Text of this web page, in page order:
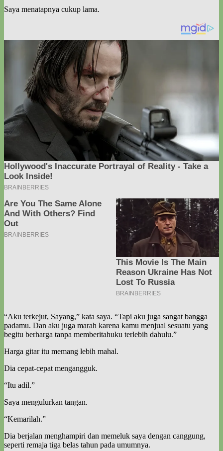
Saya menatapnya cukup lama.
“Aku terkejut, Sayang,” kata saya. “Tapi aku juga sangat bangga
padamu. Dan aku juga marah karena kamu menjual sesuatu yang
begitu berharga tanpa memberitahuku terlebih dahulu.”
Harga gitar itu memang lebih mahal.
Dia cepat-cepat mengangguk.
“Itu adil.”
Saya mengulurkan tangan.
“Kemarilah.”
Dia berjalan menghampiri dan memeluk saya dengan canggung,
seperti remaja tiga belas tahun pada umumnya.